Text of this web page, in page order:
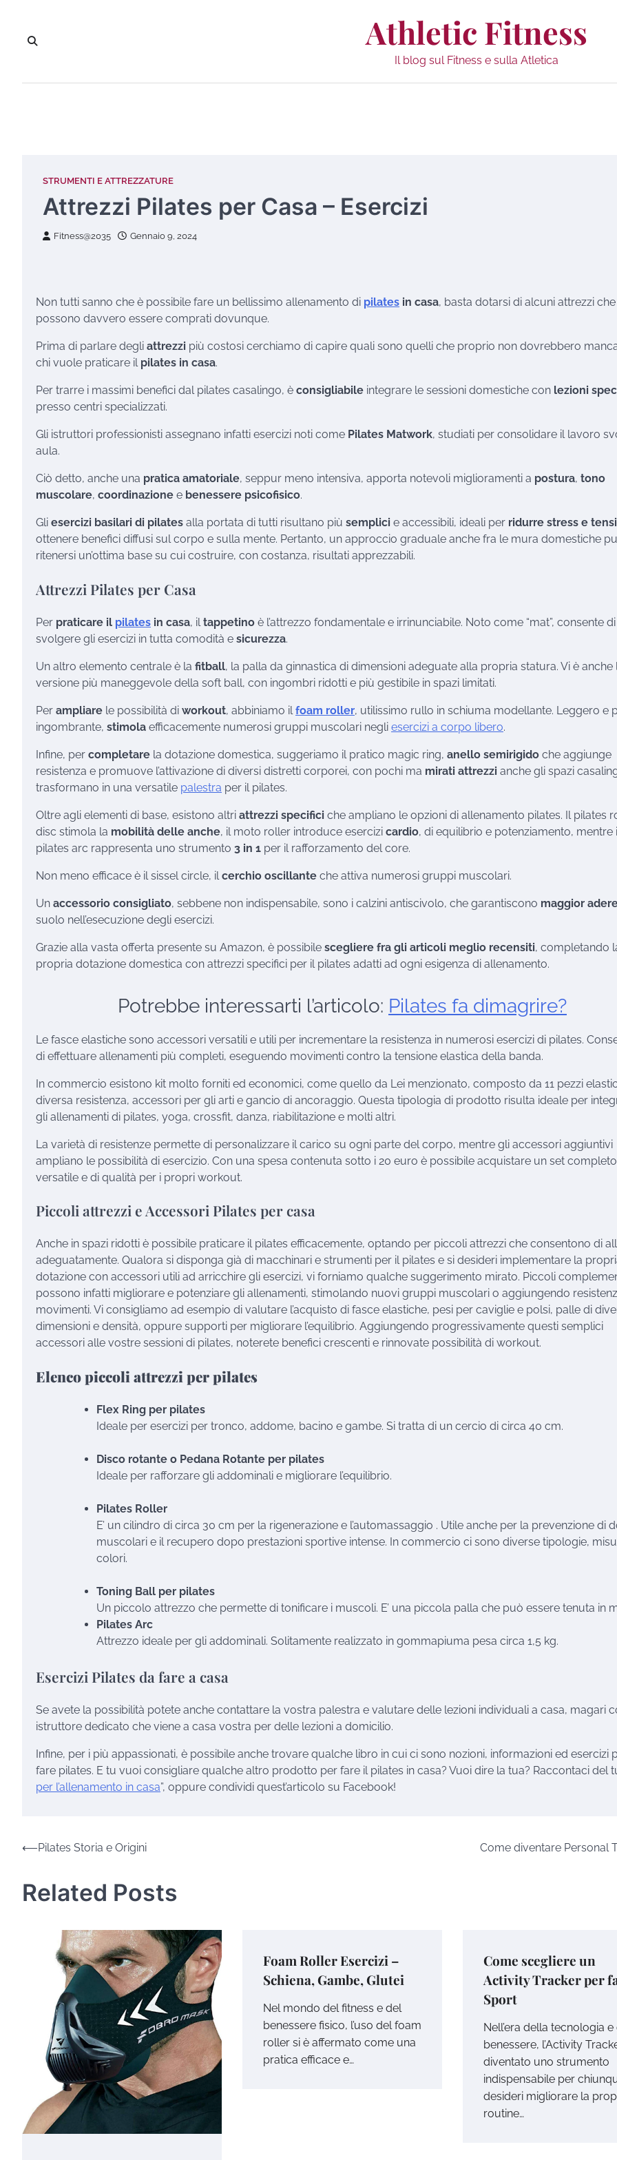
contenuto
Athletic Fitness
Il blog sul Fitness e sulla Atletica
STRUMENTI E ATTREZZATURE
Attrezzi Pilates per Casa – Esercizi
Fitness@2035 Gennaio 9, 2024
Non tutti sanno che è possibile fare un bellissimo allenamento di pilates in casa, basta dotarsi di alcuni attrezzi
possono davvero essere comprati dovunque.
Prima di parlare degli attrezzi più costosi cerchiamo di capire quali sono quelli che proprio non dovrebbero
chi vuole praticare il pilates in casa.
Per trarre i massimi benefici dal pilates casalingo, è consigliabile integrare le sessioni domestiche con lezioni
presso centri specializzati.
Gli istruttori professionisti assegnano infatti esercizi noti come Pilates Matwork, studiati per consolidare il lavoro
aula.
Ciò detto, anche una pratica amatoriale, seppur meno intensiva, apporta notevoli miglioramenti a postura, tono
muscolare, coordinazione e benessere psicofisico.
Gli esercizi basilari di pilates alla portata di tutti risultano più semplici e accessibili, ideali per ridurre stress e
ottenere benefici diffusi sul corpo e sulla mente. Pertanto, un approccio graduale anche fra le mura domestiche
ritenersi un’ottima base su cui costruire, con costanza, risultati apprezzabili.
Attrezzi Pilates per Casa
Per praticare il pilates in casa, il tappetino è l’attrezzo fondamentale e irrinunciabile. Noto come “mat”, consente di
svolgere gli esercizi in tutta comodità e sicurezza.
Un altro elemento centrale è la fitball, la palla da ginnastica di dimensioni adeguate alla propria statura. Vi è anche
versione più maneggevole della soft ball, con ingombri ridotti e più gestibile in spazi limitati.
Per ampliare le possibilità di workout, abbiniamo il foam roller, utilissimo rullo in schiuma modellante. Leggero e
ingombrante, stimola efficacemente numerosi gruppi muscolari negli esercizi a corpo libero.
Infine, per completare la dotazione domestica, suggeriamo il pratico magic ring, anello semirigido che aggiunge
resistenza e promuove l’attivazione di diversi distretti corporei, con pochi ma mirati attrezzi anche gli spazi
trasformano in una versatile palestra per il pilates.
Oltre agli elementi di base, esistono altri attrezzi specifici che ampliano le opzioni di allenamento pilates. Il pilates
disc stimola la mobilità delle anche, il moto roller introduce esercizi cardio, di equilibrio e potenziamento, mentre
pilates arc rappresenta uno strumento 3 in 1 per il rafforzamento del core.
Non meno efficace è il sissel circle, il cerchio oscillante che attiva numerosi gruppi muscolari.
Un accessorio consigliato, sebbene non indispensabile, sono i calzini antiscivolo, che garantiscono maggior
suolo nell’esecuzione degli esercizi.
Grazie alla vasta offerta presente su Amazon, è possibile scegliere fra gli articoli meglio recensiti, completando
propria dotazione domestica con attrezzi specifici per il pilates adatti ad ogni esigenza di allenamento.
Potrebbe interessarti l’articolo: Pilates fa dimagrire?
Le fasce elastiche sono accessori versatili e utili per incrementare la resistenza in numerosi esercizi di pilates.
di effettuare allenamenti più completi, eseguendo movimenti contro la tensione elastica della banda.
In commercio esistono kit molto forniti ed economici, come quello da Lei menzionato, composto da 11 pezzi
diversa resistenza, accessori per gli arti e gancio di ancoraggio. Questa tipologia di prodotto risulta ideale per
gli allenamenti di pilates, yoga, crossfit, danza, riabilitazione e molti altri.
La varietà di resistenze permette di personalizzare il carico su ogni parte del corpo, mentre gli accessori aggiuntivi
ampliano le possibilità di esercizio. Con una spesa contenuta sotto i 20 euro è possibile acquistare un set
versatile e di qualità per i propri workout.
Piccoli attrezzi e Accessori Pilates per casa
Anche in spazi ridotti è possibile praticare il pilates efficacemente, optando per piccoli attrezzi che consentono di
adeguatamente. Qualora si disponga già di macchinari e strumenti per il pilates e si desideri implementare la
dotazione con accessori utili ad arricchire gli esercizi, vi forniamo qualche suggerimento mirato. Piccoli
possono infatti migliorare e potenziare gli allenamenti, stimolando nuovi gruppi muscolari o aggiungendo
movimenti. Vi consigliamo ad esempio di valutare l’acquisto di fasce elastiche, pesi per caviglie e polsi, palle di
dimensioni e densità, oppure supporti per migliorare l’equilibrio. Aggiungendo progressivamente questi semplici
accessori alle vostre sessioni di pilates, noterete benefici crescenti e rinnovate possibilità di workout.
Elenco piccoli attrezzi per pilates
Flex Ring per pilates
Ideale per esercizi per tronco, addome, bacino e gambe. Si tratta di un cercio di circa 40 cm.
Disco rotante o Pedana Rotante per pilates
Ideale per rafforzare gli addominali e migliorare l’equilibrio.
Pilates Roller
E’ un cilindro di circa 30 cm per la rigenerazione e l’automassaggio . Utile anche per la prevenzione di
muscolari e il recupero dopo prestazioni sportive intense. In commercio ci sono diverse tipologie,
colori.
Toning Ball per pilates
Un piccolo attrezzo che permette di tonificare i muscoli. E’ una piccola palla che può essere tenuta in
Pilates Arc
Attrezzo ideale per gli addominali. Solitamente realizzato in gommapiuma pesa circa 1,5 kg.
Esercizi Pilates da fare a casa
Se avete la possibilità potete anche contattare la vostra palestra e valutare delle lezioni individuali a casa, magari
istruttore dedicato che viene a casa vostra per delle lezioni a domicilio.
Infine, per i più appassionati, è possibile anche trovare qualche libro in cui ci sono nozioni, informazioni ed esercizi
fare pilates. E tu vuoi consigliare qualche altro prodotto per fare il pilates in casa? Vuoi dire la tua? Raccontaci del
per l’allenamento in casa”, oppure condividi quest’articolo su Facebook!
Navigazione
⟵Pilates Storia e Origini Come diventare Personal
Related Posts
Foam Roller Esercizi –
Schiena, Gambe, Glutei
Nel mondo del fitness e del
benessere fisico, l’uso del foam
roller si è affermato come una
pratica efficace e…
Come scegliere un
Activity Tracker per
Sport
Nell’era della tecnologia e
benessere, l’Activity
diventato uno strumento
indispensabile per
desideri migliorare la
routine…